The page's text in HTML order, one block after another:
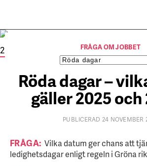
FRÅGA OM JOBBET
Röda dagar –
gäller 2025 och
PUBLICERAD 24 NOVEMBER
FRÅGA: Vilka datum ger chans att
ledighetsdagar enligt regeln i Gröna